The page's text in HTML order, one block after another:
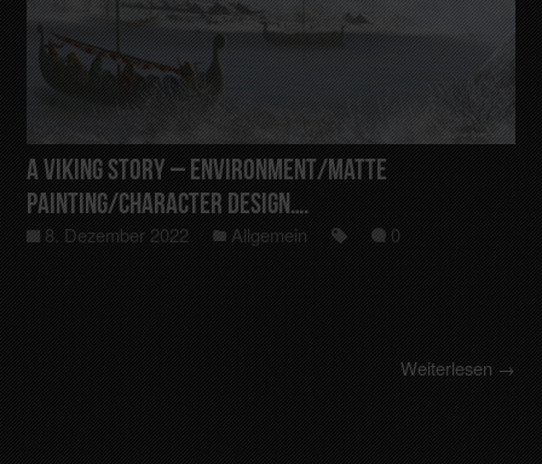
A Viking Story – Environment/Matte
Painting/Character Design….
8. Dezember 2022 Allgemein 0
Weiterlesen →